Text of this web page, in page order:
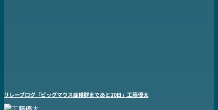
リレーブログ「ビッグマウス症候群まであと20日」工藤優太